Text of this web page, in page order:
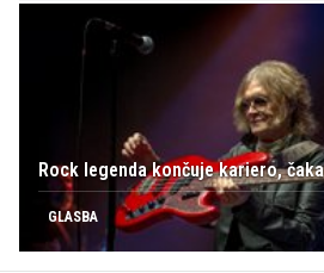
Rock legenda končuje kariero,
GLASBA